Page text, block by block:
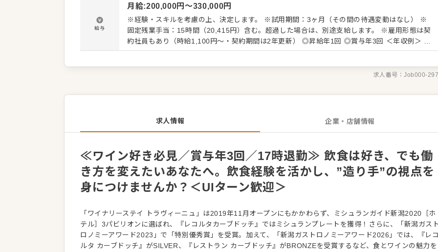
へのワイナリー案内、試飲販売、イベントサポートなど。経験や季節に応じて担当業務を調整
するため、段階的に仕事の幅を広げていけます。 カーブドッチは、ワイン、食、宿泊、滞在が
つながるワイナリーリゾートです。レストランで料理やサービスとしてワインを届けるだけで
なく、畑や醸造の現場からワインを知ることで、その後の接客や料理にも“背景を語れる力”が加
わります。自然と向き合いながら、ワインに関わるキャリアを一歩広げていきませんか。
給与
月給:200,000円〜330,000円
※経験・スキルを考慮の上、決定します。 ※試用期間：3ヶ月（その間の待遇変動はなし） ※
固定残業手当：15時間（20,415円）含む。超過した場合は、別途支給します。 ※雇用形態は契
約社員もあり（時給1,100円～・契約期間は2年更新） ◎昇給年1回 ◎賞与年3回 ＜年収例＞ 年
収 469万円 ／ 30歳（入社6年・役職付き） 年収 466万円 ／ 35歳（入社4年） 年収 393万円
求人番号：Job000-
求人情報 企業・店舗情報
≪ワイン好き必見／賞与年3回／17時退勤≫ 飲食は好き、でも働
き方を変えたいあなたへ。飲食経験を活かし、”造り手”の視点を
身につけませんか？＜UIターン歓迎＞
「ワイナリーステイ トラヴィーニュ」は2019年11月オープンにもかかわらず、ミシュランガイド新潟2020［ホ
テル］3パビリオンに選ばれ、『レコルタカーブドッチ』ではミシュランプレートを獲得！さらに、「新潟ガス
ロノミーアワード2023」で「特別優秀賞」を受賞。加えて、「新潟ガストロノミーアワード2026」では、『レ
ルタ カーブドッチ』がSILVER、『レストラン カーブドッチ』がBRONZEを受賞するなど、食とワインの魅力を